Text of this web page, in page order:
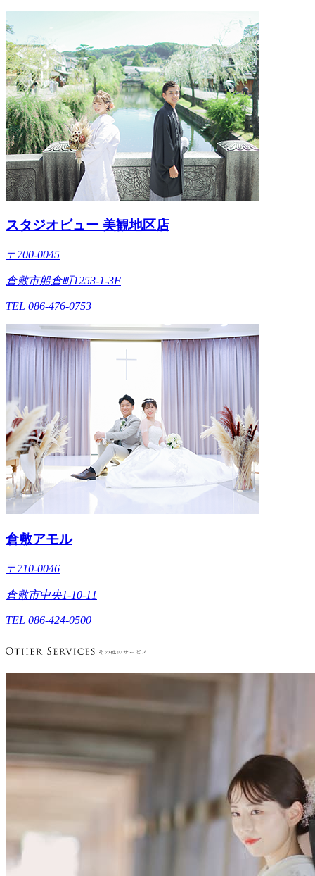
スタジオビュー 美観地区店
〒700-0045
倉敷市船倉町1253-1-3F
TEL 086-476-0753
倉敷アモル
〒710-0046
倉敷市中央1-10-11
TEL 086-424-0500